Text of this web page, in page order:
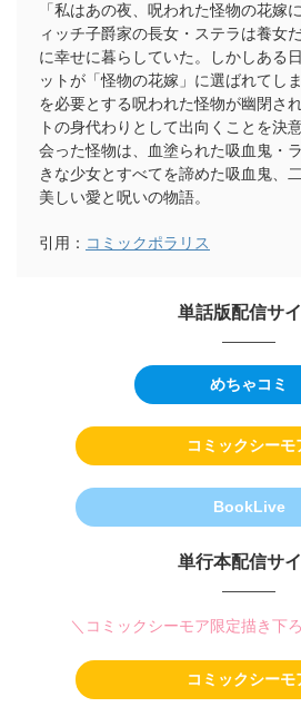
「私はあの夜、呪われた怪物の花
ィッチ子爵家の長女・ステラは養女
に幸せに暮らしていた。しかしある
ットが「怪物の花嫁」に選ばれてし
を必要とする呪われた怪物が幽閉さ
トの身代わりとして出向くことを決
会った怪物は、血塗られた吸血鬼
きな少女とすべてを諦めた吸血鬼、
美しい愛と呪いの物語。
引用： コミックポラリス
単話版配信サ
めちゃコミ
コミックシーモ
BookLive
単行本配信サ
＼コミックシーモア限定描き下
コミックシーモ